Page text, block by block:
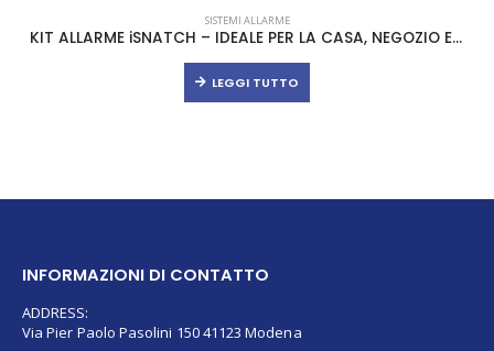
SISTEMI ALLARME
KIT ALLARME iSNATCH – IDEALE PER LA CASA, NEGOZIO E UFFICIO – ESPANDIBILE
LEGGI TUTTO
INFORMAZIONI DI CONTATTO
ADDRESS:
Via Pier Paolo Pasolini 150 41123 Modena